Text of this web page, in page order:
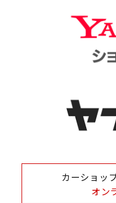
カーショッ
オン